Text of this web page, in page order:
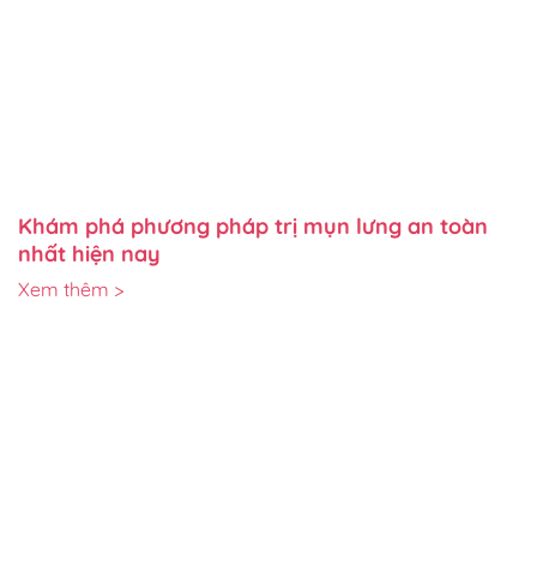
Khám phá phương pháp trị mụn lưng an toàn
nhất hiện nay
Xem thêm >